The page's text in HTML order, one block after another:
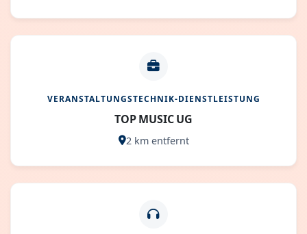
VERANSTALTUNGSTECHNIK-DIENSTLEISTUNG
TOP MUSIC UG
2 km entfernt